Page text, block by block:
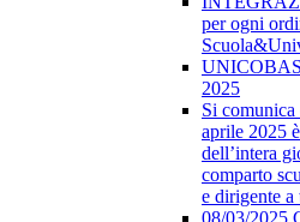
per ogni
2025
Si comunica
aprile 2025
dell’intera
comparto
e dirigente a